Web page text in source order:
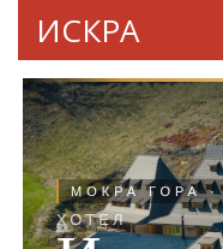
ИСКРА